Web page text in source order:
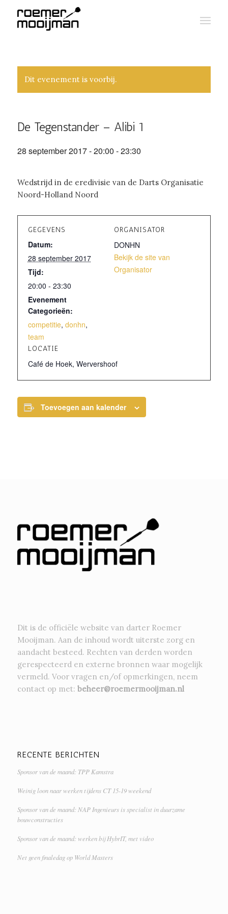
Dit evenement is voorbij.
De Tegenstander – Alibi 1
28 september 2017 - 20:00 -23:30
Wedstrijd in de eredivisie van de Darts Organisatie
Noord-Holland Noord
GEGEVENS
Datum:
28 september 2017
Tijd:
20:00 - 23:30
Evenement
Categorieën:
competitie, donhn,
team
LOCATIE
Café de Hoek, Wervershoof
ORGANISATOR
DONHN
Bekijk de site van
Organisator
Toevoegen aan kalender
Dit is de officiële website van darter Roemer
Mooijman. Aan de inhoud wordt uiterste zorg en
aandacht besteed. Rechten van derden worden
gerespecteerd en externe bronnen waar mogelijk
vermeld. Voor vragen en/of opmerkingen, neem
contact op met: beheer@roemermooijman.nl
RECENTE BERICHTEN
Sponsor van de maand: TPP Kamstra
Weinig loon naar werken tijdens CT 15-19 weekend
Sponsor van de maand: NAP Ingenieurs is specialist in duurzame
bouwconstructies
Sponsor van de maand: werken bij HybrIT, met video
Net geen finaledag op World Masters